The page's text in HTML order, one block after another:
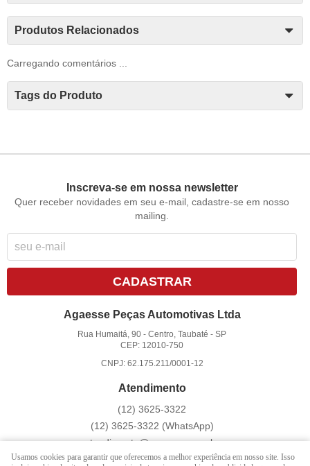
Produtos Relacionados
Carregando comentários ...
Tags do Produto
Inscreva-se em nossa newsletter
Quer receber novidades em seu e-mail, cadastre-se em nosso
mailing.
CADASTRAR
Agaesse Peças Automotivas Ltda
Rua Humaitá, 90 -Centro, Taubaté -SP
CEP: 12010-750
CNPJ: 62.175.211/0001-12
Atendimento
(12) 3625-3322
(12) 3625-3322 (WhatsApp)
atendimento@agaesse.com.br
Usamos cookies para garantir que oferecemos a melhor experiência em nosso site. Isso